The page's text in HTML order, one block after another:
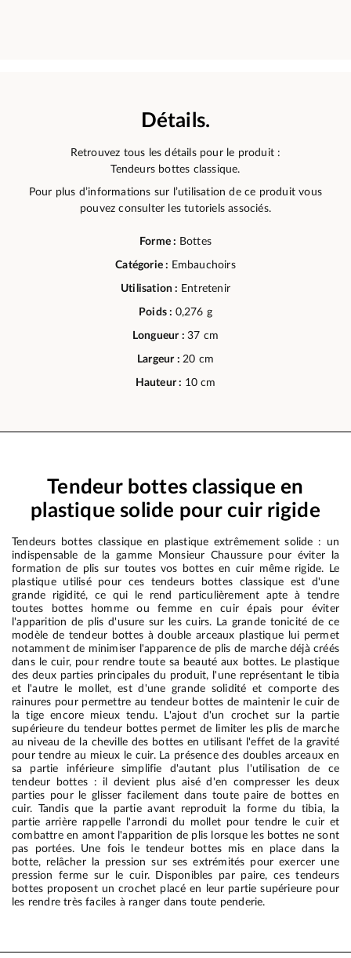
Détails.
Retrouvez tous les détails pour le produit :
Tendeurs bottes classique.
Pour plus d’informations sur l’utilisation de ce produit vous
pouvez consulter les tutoriels associés.
Forme : Bottes
Catégorie : Embauchoirs
Utilisation : Entretenir
Poids : 0,276 g
Longueur :37 cm
Largeur : 20 cm
Hauteur : 10 cm
Tendeur bottes classique en
plastique solide pour cuir rigide
Tendeurs bottes classique en plastique extrêmement solide : un
indispensable de la gamme Monsieur Chaussure pour éviter la
formation de plis sur toutes vos bottes en cuir même rigide. Le
plastique utilisé pour ces tendeurs bottes classique est d'une
grande rigidité, ce qui le rend particulièrement apte à tendre
toutes bottes homme ou femme en cuir épais pour éviter
l'apparition de plis d'usure sur les cuirs. La grande tonicité de ce
modèle de tendeur bottes à double arceaux plastique lui permet
notamment de minimiser l'apparence de plis de marche déjà créés
dans le cuir, pour rendre toute sa beauté aux bottes. Le plastique
des deux parties principales du produit, l'une représentant le tibia
et l'autre le mollet, est d'une grande solidité et comporte des
rainures pour permettre au tendeur bottes de maintenir le cuir de
la tige encore mieux tendu. L'ajout d'un crochet sur la partie
supérieure du tendeur bottes permet de limiter les plis de marche
au niveau de la cheville des bottes en utilisant l'effet de la gravité
pour tendre au mieux le cuir. La présence des doubles arceaux en
sa partie inférieure simplifie d'autant plus l'utilisation de ce
tendeur bottes : il devient plus aisé d'en compresser les deux
parties pour le glisser facilement dans toute paire de bottes en
cuir. Tandis que la partie avant reproduit la forme du tibia, la
partie arrière rappelle l'arrondi du mollet pour tendre le cuir et
combattre en amont l'apparition de plis lorsque les bottes ne sont
pas portées. Une fois le tendeur bottes mis en place dans la
botte, relâcher la pression sur ses extrémités pour exercer une
pression ferme sur le cuir. Disponibles par paire, ces tendeurs
bottes proposent un crochet placé en leur partie supérieure pour
les rendre très faciles à ranger dans toute penderie.